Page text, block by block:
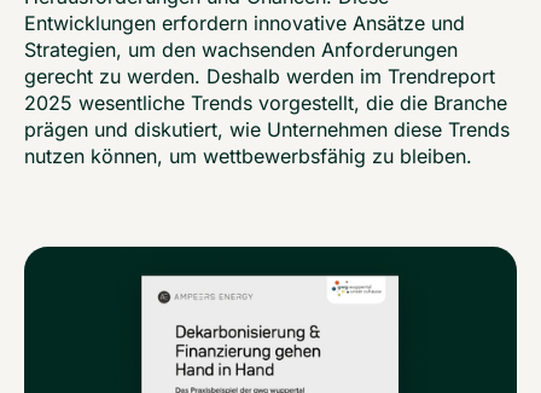
Entwicklungen erfordern innovative Ansätze und
Strategien, um den wachsenden Anforderungen
gerecht zu werden. Deshalb werden im Trendreport
2025 wesentliche Trends vorgestellt, die die Branche
prägen und diskutiert, wie Unternehmen diese Trends
nutzen können, um wettbewerbsfähig zu bleiben.